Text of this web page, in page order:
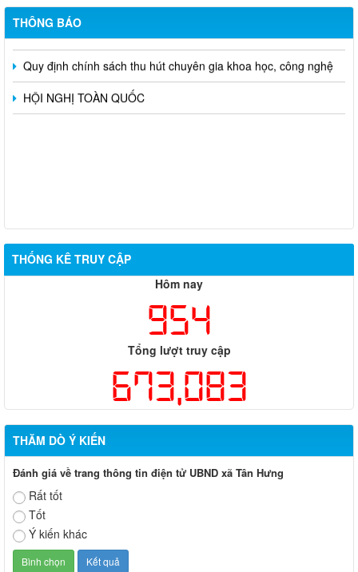
THÔNG BÁO
Xã Tân Hưng đẩy mạnh chuyển đổi số tra cứu thủ tục hành
chính
Quy định chính sách thu hút chuyên gia khoa học, công nghệ
HỘI NGHỊ TOÀN QUỐC
THỐNG KÊ TRUY CẬP
Hôm nay
954
Tổng lượt truy cập
673,083
THĂM DÒ Ý KIẾN
Đánh giá về trang thông tin điện tử UBND xã Tân Hưng
Rất tốt
Tốt
Ý kiến khác